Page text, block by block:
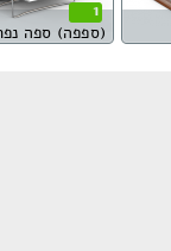
1
(ספפה) ספה